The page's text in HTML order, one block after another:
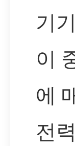
기
이
에
전